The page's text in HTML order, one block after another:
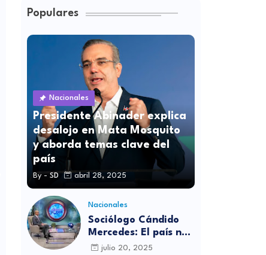
Populares
Nacionales
Presidente Abinader explica
desalojo en Mata Mosquito
y aborda temas clave del
país
By - SD abril 28, 2025
Nacionales
Sociólogo Cándido
Mercedes: El país no
está preparado para
julio 20, 2025